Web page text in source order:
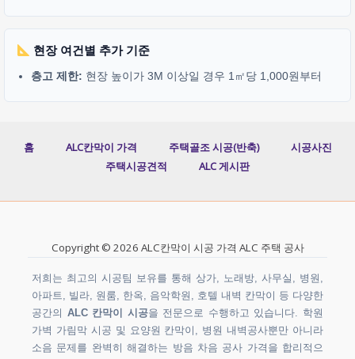
현장 여건별 추가 기준
층고 제한: 현장 높이가 3M 이상일 경우 1㎡당 1,000원부터
홈 ALC칸막이 가격 주택골조 시공(반축)
시공사진
주택시공견적
ALC 게시판
Copyright © 2026 ALC칸막이 시공 가격 ALC 주택 공사
저희는 최고의 시공팀 보유를 통해 상가, 노래방, 사무실, 병원,
아파트, 빌라, 원룸, 한옥, 음악학원, 호텔 내벽 칸막이 등 다양한
공간의 ALC 칸막이 시공을 전문으로 수행하고 있습니다. 학원
가벽 가림막 시공 및 요양원 칸막이, 병원 내벽공사뿐만 아니라
소음 문제를 완벽히 해결하는 방음 차음 공사 가격을 합리적으